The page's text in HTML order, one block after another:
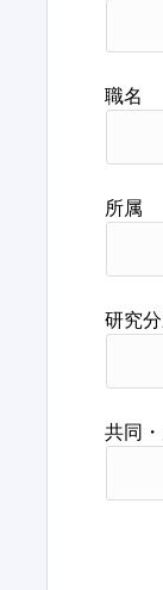
職名
所属
研究
共同